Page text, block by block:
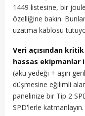
1449 listesine, bir
özelliğine bakın.
uzatma kablosu
Veri açısından
hassas ekipmanlar
(akü yedeği + aşırı
düşmesine eğilimli
panelinize bir Tip 2
SPD'lerle katmanlayın.